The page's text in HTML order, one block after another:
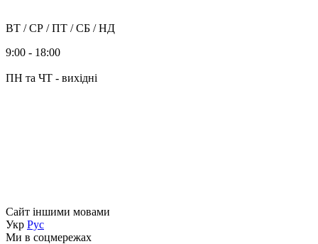
ВТ / СР / ПТ / СБ / НД
9:00 - 18:00
ПН та ЧТ - вихідні
Сайт іншими мовами
Укр Рус
Ми в соцмережах